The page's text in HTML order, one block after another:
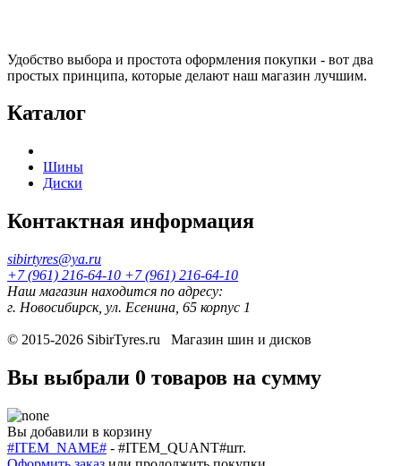
Удобство выбора и простота оформления покупки - вот два
простых принципа, которые делают наш магазин лучшим.
Каталог
Шины
Диски
Контактная информация
sibirtyres@ya.ru
+7 (961) 216-64-10 +7 (961) 216-64-10
Наш магазин находится по адресу:
г. Новосибирск, ул. Есенина, 65 корпус 1
© 2015-2026 SibirTyres.ru Магазин шин и дисков
Вы выбрали 0 товаров на сумму
Вы добавили в корзину
#ITEM_NAME# - #ITEM_QUANT#шт.